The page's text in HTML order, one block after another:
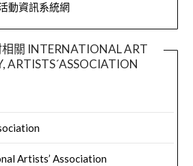
動資訊系統網
關 INTERNATIONAL ART
ARTISTS´ASSOCIATION
Artists’ Association